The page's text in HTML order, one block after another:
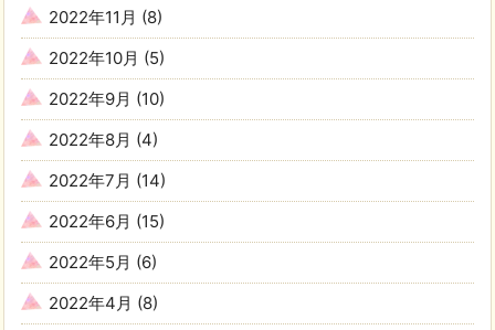
2022年11月 (8)
2022年10月 (5)
2022年9月 (10)
2022年8月 (4)
2022年7月 (14)
2022年6月 (15)
2022年5月 (6)
2022年4月 (8)